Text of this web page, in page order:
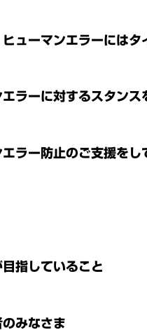
ューマンエラーにはタ
エラーに対するスタンス
エラー防止のご支援をし
指していること
みなさま